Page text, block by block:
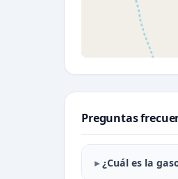
Preguntas
¿Cuál es la